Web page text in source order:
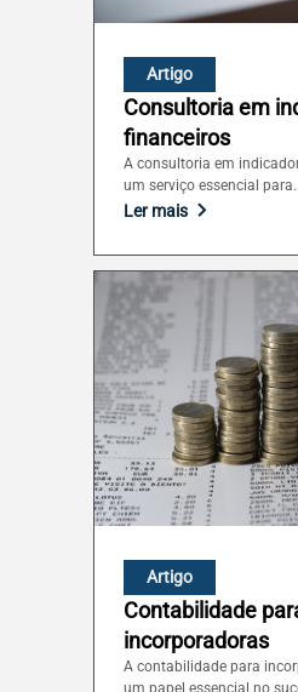
Artigo
Consultoria em
financeiros
A consultoria em
um serviço essencial
Ler mais
Artigo
Contabilidade
incorporadoras
A contabilidade para
um papel essencial no